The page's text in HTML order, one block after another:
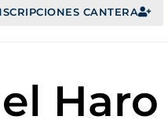
CANTERA
Haro